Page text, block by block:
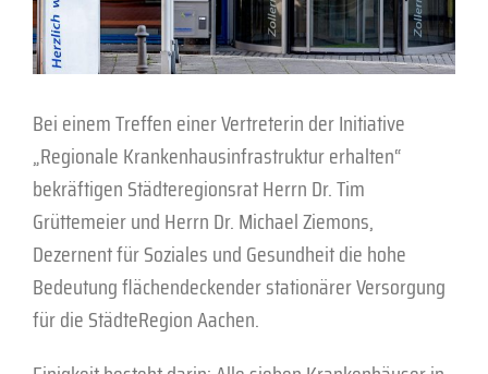
Bei einem Treffen einer Vertreterin der Initiative
„Regionale Krankenhausinfrastruktur erhalten“
bekräftigen Städteregionsrat Herrn Dr. Tim
Grüttemeier und Herrn Dr. Michael Ziemons,
Dezernent für Soziales und Gesundheit die hohe
Bedeutung flächendeckender stationärer Versorgung
für die StädteRegion Aachen.